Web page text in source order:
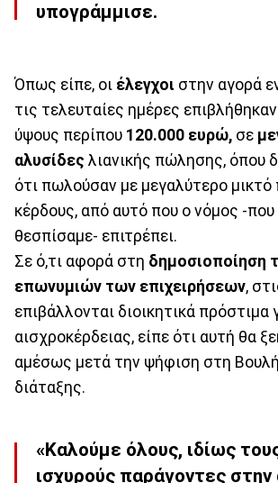
υπογράμμισε.
Όπως είπε, οι έλεγχοι στην αγορά
τις τελευταίες ημέρες
ύψους περίπου 120.000 ευρώ, σε
αλυσίδες λιανικής πώλησης, όπου
ότι πωλούσαν με μεγαλύτερο μικτό
κέρδους, από αυτό που ο νόμος -που
θεσπίσαμε- επιτρέπει.
Σε ό,τι αφορά στη δημοσιοποίηση
επωνυμιών των επιχειρήσεων,
επιβάλλονται διοικητικά πρόστιμα
αισχροκέρδειας, είπε ότι αυτή θα
αμέσως μετά την ψήφιση στη
διάταξης.
«Καλούμε όλους, ιδίως
ισχυρούς παράγοντες στην